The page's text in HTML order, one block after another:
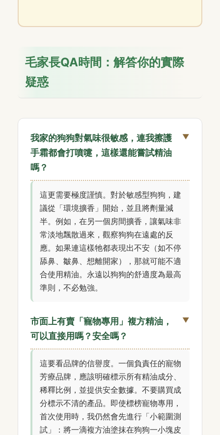
毛家長QA時間：解答你的實際
疑惑
我家的狗狗對氣味很敏感，連我擦護
手霜都會打噴嚏，這樣還能嘗試精油
嗎？
這更需要極度謹慎。對於敏感型狗狗，建
議從「環境擴香」開始，並且將劑量減
半。例如，在另一個房間擴香，讓氣味非
常淡地飄散過來，觀察狗狗在遠處的反
應。如果連這樣牠都表現出不安（如不停
舔鼻、皺鼻、想離開家），那就可能不適
合使用精油。永遠以狗狗的舒適度為最高
準則，不必勉強。
市面上有賣「寵物專用」複方精油，
可以直接用嗎？安全嗎？
這要看品牌的信譽度。一個負責任的寵物
芳療品牌，應該明確標示所有精油成分、
稀釋比例，並提供安全數據。不要購買成
分標示不清的產品。即使標榜寵物專用，
首次使用時，我仍然會先進行「小範圍測
試」：將一滴複方油塗抹在狗狗一小塊皮